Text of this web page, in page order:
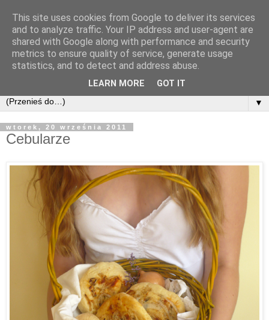
▼
wtorek, 20 września 2011
Cebularze
This site uses cookies from Google to deliver its services
and to analyze traffic. Your IP address and user-agent are
shared with Google along with performance and security
metrics to ensure quality of service, generate usage
statistics, and to detect and address abuse.
LEARN MORE GOT IT